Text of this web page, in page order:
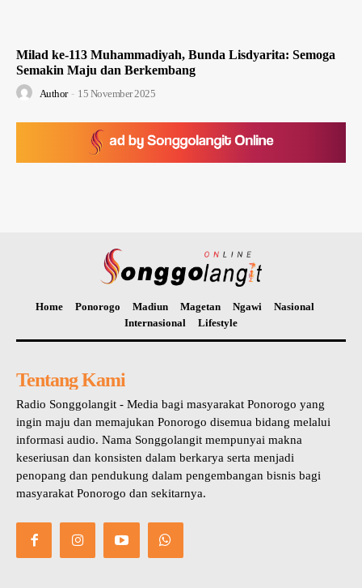
Milad ke-113 Muhammadiyah, Bunda Lisdyarita: Semoga
Semakin Maju dan Berkembang
Author - 15 November 2025
Home Ponorogo Madiun Magetan Ngawi
Nasional
Internasional
Lifestyle
Tentang Kami
Radio Songgolangit - Media bagi masyarakat Ponorogo yang
ingin maju dan memajukan Ponorogo disemua bidang melalui
informasi audio. Nama Songgolangit mempunyai makna
keseriusan dan konsisten dalam berkarya serta menjadi
penopang dan pendukung dalam pengembangan bisnis bagi
masyarakat Ponorogo dan sekitarnya.